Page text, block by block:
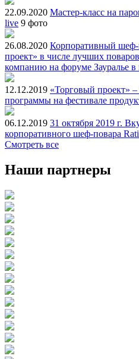
22.09.2020 Мастер-класс на
live 9 фото
26.08.2020 Корпоративный
проект» в числе лучших
компанию на форуме Зауралье в
12.12.2019 «Торговый проект» –
программы на фестивале
06.12.2019 31 октября 2019 г.
корпоративного шеф-повара
Смотреть все
Наши партнеры